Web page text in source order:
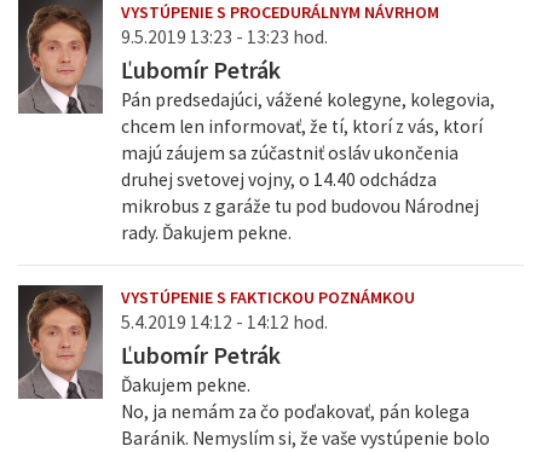
VYSTÚPENIE S PROCEDURÁLNYM NÁVRHOM
9.5.2019 13:23 - 13:23 hod.
Ľubomír Petrák
Pán predsedajúci, vážené kolegyne, kolegovia,
chcem len informovať, že tí, ktorí z vás, ktorí
majú záujem sa zúčastniť osláv ukončenia
druhej svetovej vojny, o 14.40 odchádza
mikrobus z garáže tu pod budovou Národnej
rady. Ďakujem pekne.
VYSTÚPENIE S FAKTICKOU POZNÁMKOU
5.4.2019 14:12 - 14:12 hod.
Ľubomír Petrák
Ďakujem pekne.
No, ja nemám za čo poďakovať, pán kolega
Baránik. Nemyslím si, že vaše vystúpenie bolo